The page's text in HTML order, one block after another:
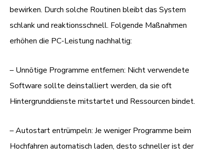
bewirken. Durch solche Routinen bleibt das System
schlank und reaktionsschnell. Folgende Maßnahmen
erhöhen die PC-Leistung nachhaltig:
– Unnötige Programme entfernen: Nicht verwendete
Software sollte deinstalliert werden, da sie oft
Hintergrunddienste mitstartet und Ressourcen bindet.
– Autostart entrümpeln: Je weniger Programme beim
Hochfahren automatisch laden, desto schneller ist der